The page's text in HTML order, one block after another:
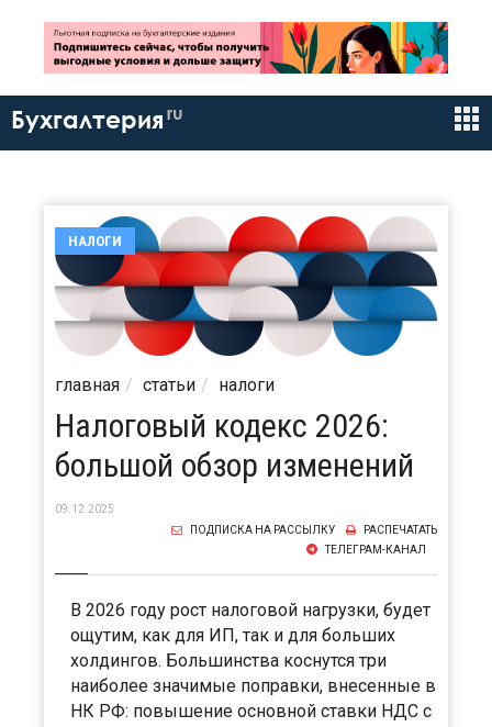
Бухгалтерия ru
НАЛОГИ
главная статьи налоги
Налоговый кодекс 2026:
большой обзор изменений
09.12.2025
РАСПЕЧАТАТЬ
ПОДПИСКА НА РАССЫЛКУ
ТЕЛЕГРАМ-КАНАЛ
В 2026 году рост налоговой нагрузки, будет
ощутим, как для ИП, так и для больших
холдингов. Большинства коснутся три
наиболее значимые поправки, внесенные в
НК РФ: повышение основной ставки НДС с